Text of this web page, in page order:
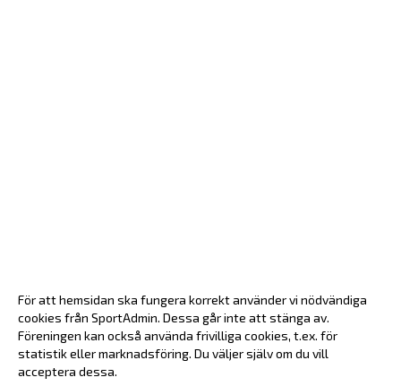
För att hemsidan ska fungera korrekt använder vi nödvändiga
cookies från SportAdmin. Dessa går inte att stänga av.
Föreningen kan också använda frivilliga cookies, t.ex. för
statistik eller marknadsföring. Du väljer själv om du vill
acceptera dessa.